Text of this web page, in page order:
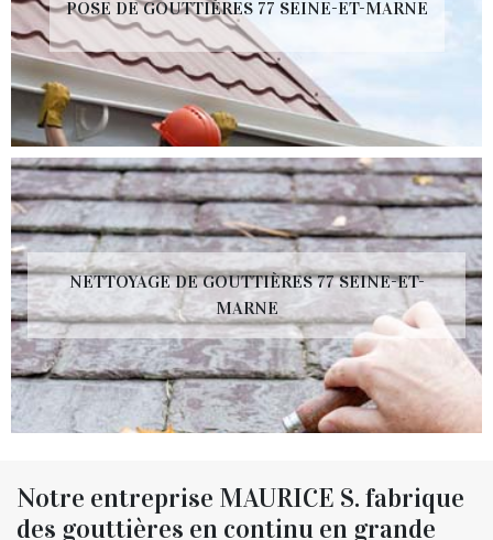
POSE DE GOUTTIÈRES 77 SEINE-ET-MARNE
NETTOYAGE DE GOUTTIÈRES 77 SEINE-ET-
MARNE
Notre entreprise MAURICE S. fabrique
des gouttières en continu en grande